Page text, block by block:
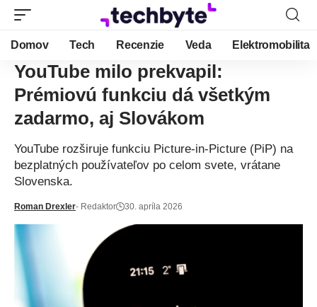
Domov Tech Recenzie Veda Elektromobilita
YouTube milo prekvapil:
Prémiovú funkciu dá všetkým
zadarmo, aj Slovákom
YouTube rozširuje funkciu Picture-in-Picture (PiP) na
bezplatných používateľov po celom svete, vrátane
Slovenska.
Roman Drexler- Redaktor 30. apríla 2026